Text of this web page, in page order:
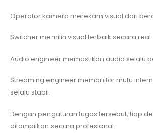
Operator kamera merekam visual dari
Switcher memilih visual terbaik secara
Audio engineer memastikan audio selalu
Streaming engineer memonitor mutu
selalu stabil.
Dengan pengaturan tugas tersebut, tiap
ditampilkan secara profesional.